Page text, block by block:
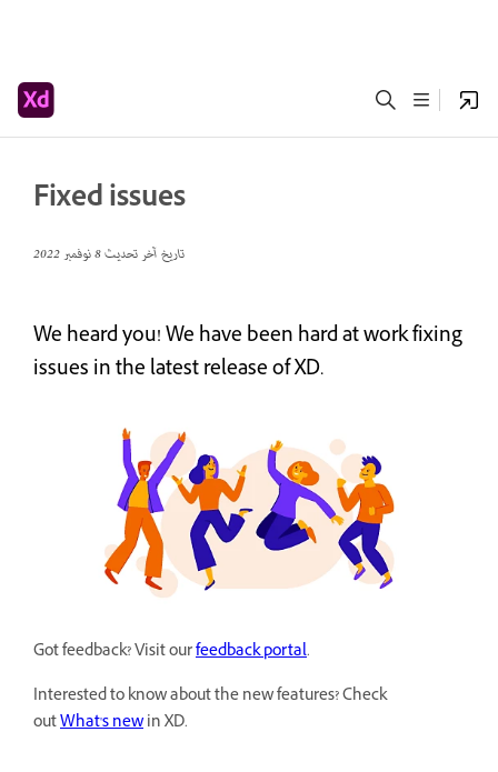
Fixed issues
تاريخ آخر تحديث8 نوفمبر 2022
We heard you! We have been hard at work fixing
issues in the latest release of XD.
Got feedback? Visit ourfeedback portal.
Interested to know about the new features? Check
outWhat's newin XD.